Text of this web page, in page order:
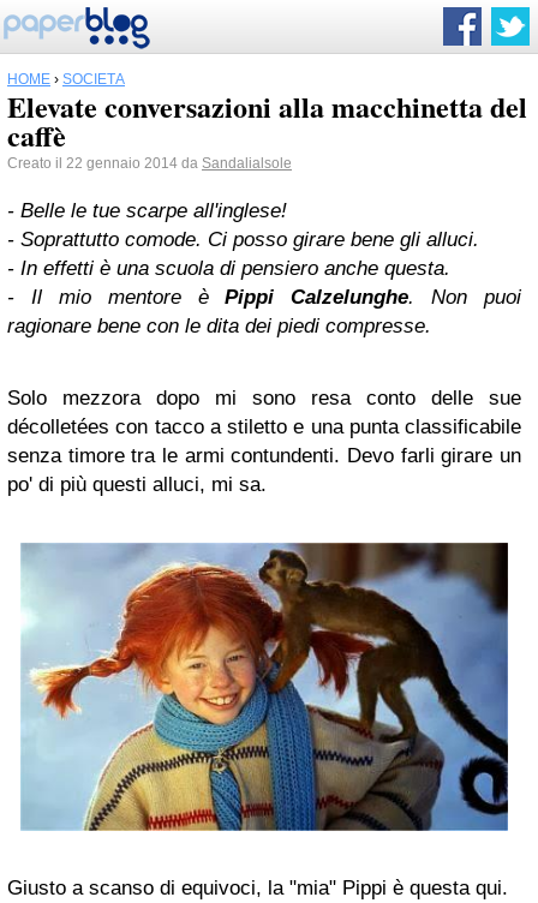
HOME › SOCIETÀ
Elevate conversazioni alla macchinetta del
caffè
Creato il 22 gennaio 2014 da Sandalialsole
- Belle le tue scarpe all'inglese!
- Soprattutto comode. Ci posso girare bene gli alluci.
- In effetti è una scuola di pensiero anche questa.
- Il mio mentore èPippi Calzelunghe. Non puoi
ragionare bene con le dita dei piedi compresse.
Solo mezzora dopo mi sono resa conto delle sue
décolletées con tacco a stiletto e una punta classificabile
senza timore tra le armi contundenti. Devo farli girare un
po' di più questi alluci, mi sa.
Giusto a scanso di equivoci, la "mia" Pippi è questa qui.